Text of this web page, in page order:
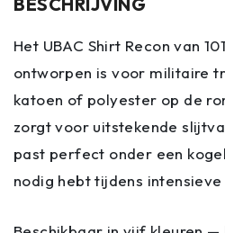
Het UBAC Shirt Recon van
ontworpen is voor militaire
katoen of polyester op de
zorgt voor uitstekende
past perfect onder een
nodig hebt tijdens